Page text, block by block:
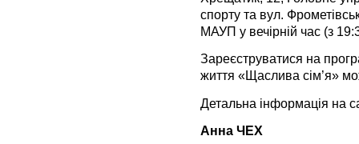
спорту та вул.
МАУП у вечірній час (з
Зареєструватися на
життя «Щаслива сім’я»
Детальна інформація на
Анна ЧЕХ